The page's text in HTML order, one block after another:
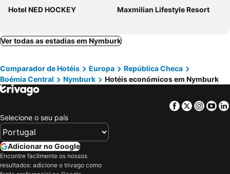
Hotel NED HOCKEY Maxmilian Lifestyle Resort
Ver todas as estadias em Nymburk
Comparador de Hotéis Europa
República Checa
Boémia Central
Nymburk Hotéis económicos em Nymburk
Facebook
Twitter
Selecione o seu país
Adicionar no Google
Encontre facilmente os nossos
resultados: adicione o trivago como